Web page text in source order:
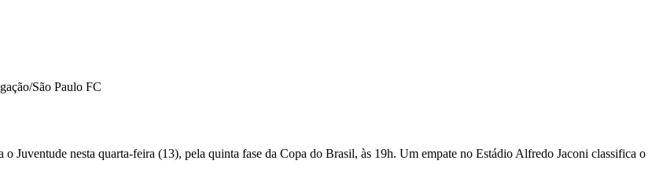
São Paulo FC
Juventude nesta quarta-feira (13), pela quinta fase da Copa do Brasil, às 19h. Um empate no Estádio Alfredo Jaconi classifica o